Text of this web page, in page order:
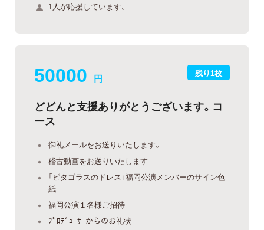
1人が応援しています。
残り1枚
50000 円
どどんと支援ありがとうございます。コ
ース
御礼メールをお送りいたします。
稽古動画をお送りいたします
「ピタゴラスのドレス」福岡公演メンバーのサイン色
紙
福岡公演１名様ご招待
ﾌﾟﾛﾃﾞｭｰｻｰからのお礼状